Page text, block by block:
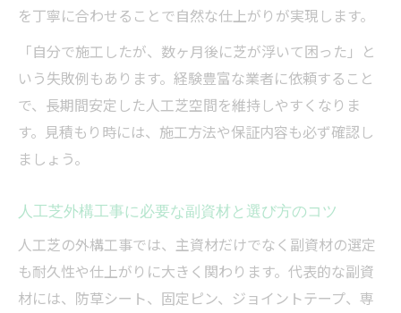
を丁寧に合わせることで自然な仕上がりが実現します。
「自分で施工したが、数ヶ月後に芝が浮いて困った」と
いう失敗例もあります。経験豊富な業者に依頼すること
で、長期間安定した人工芝空間を維持しやすくなりま
す。見積もり時には、施工方法や保証内容も必ず確認し
ましょう。
人工芝外構工事に必要な副資材と選び方のコツ
人工芝の外構工事では、主資材だけでなく副資材の選定
も耐久性や仕上がりに大きく関わります。代表的な副資
材には、防草シート、固定ピン、ジョイントテープ、専